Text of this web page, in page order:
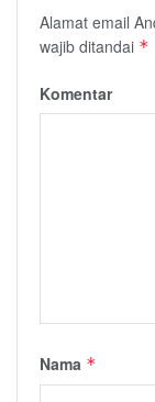
Alamat email
wajib ditandai *
Komentar
Nama *